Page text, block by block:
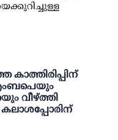
കാത്തിരിപ്പിന്
വീഴ്ത്തി